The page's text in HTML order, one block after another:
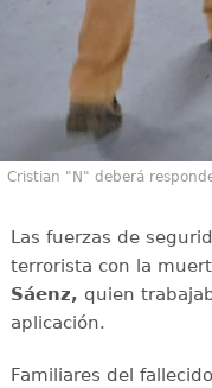
Cristian "N" deberá
Las fuerzas de
terrorista con la
Sáenz, quien
aplicación.
Familiares del